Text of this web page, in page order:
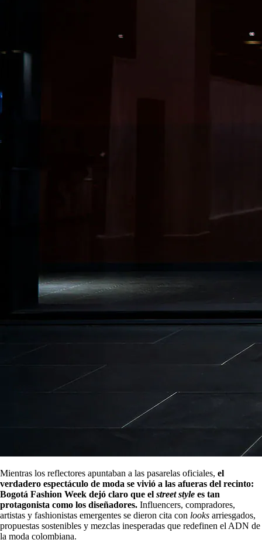
Mientras los reflectores apuntaban a las pasarelas oficiales, el
verdadero espectáculo de moda se vivió a las afueras del recinto:
Bogotá Fashion Week dejó claro que el street style es tan
protagonista como los diseñadores. Influencers, compradores,
artistas y fashionistas emergentes se dieron cita con looks arriesgados,
propuestas sostenibles y mezclas inesperadas que redefinen el ADN de
la moda colombiana.